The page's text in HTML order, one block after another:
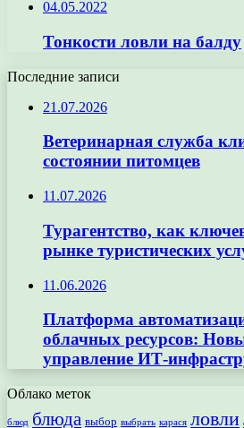
04.05.2022
Тонкости ловли на балду
Последние записи
21.07.2026
Ветеринарная служба
состоянии питомцев
11.07.2026
Турагентство, как
рынке туристических
11.06.2026
Платформа
облачных ресурсов:
управление ИТ-
Облако меток
блюд блюда выбор выбрать карася ловли